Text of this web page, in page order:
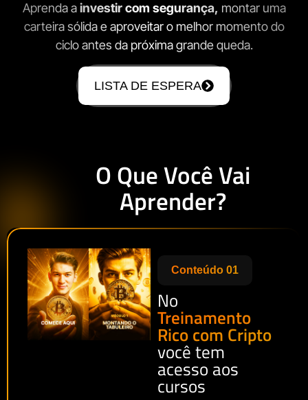
Aprenda ainvestir com segurança, montar uma
carteira sólida e aproveitar o melhor momento do
ciclo antes da próxima grande queda.
LISTA DE ESPERA
O Que Você Vai
Aprender?
Conteúdo 01
No
Treinamento
Rico com Cripto
você tem
acesso aos
cursos